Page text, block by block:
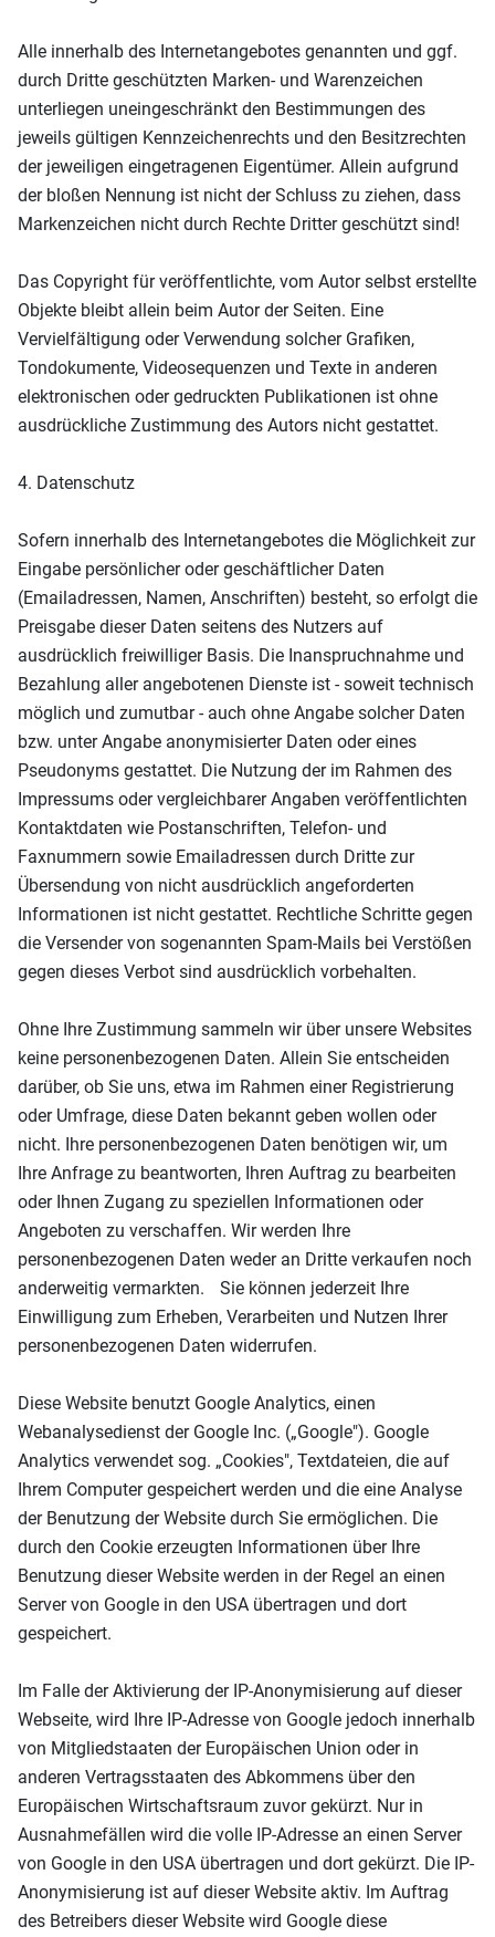
Alle innerhalb des Internetangebotes genannten und ggf.
durch Dritte geschützten Marken- und Warenzeichen
unterliegen uneingeschränkt den Bestimmungen des
jeweils gültigen Kennzeichenrechts und den Besitzrechten
der jeweiligen eingetragenen Eigentümer. Allein aufgrund
der bloßen Nennung ist nicht der Schluss zu ziehen, dass
Markenzeichen nicht durch Rechte Dritter geschützt sind!
Das Copyright für veröffentlichte, vom Autor selbst erstellte
Objekte bleibt allein beim Autor der Seiten. Eine
Vervielfältigung oder Verwendung solcher Grafiken,
Tondokumente, Videosequenzen und Texte in anderen
elektronischen oder gedruckten Publikationen ist ohne
ausdrückliche Zustimmung des Autors nicht gestattet.
4. Datenschutz
Sofern innerhalb des Internetangebotes die Möglichkeit zur
Eingabe persönlicher oder geschäftlicher Daten
(Emailadressen, Namen, Anschriften) besteht, so erfolgt die
Preisgabe dieser Daten seitens des Nutzers auf
ausdrücklich freiwilliger Basis. Die Inanspruchnahme und
Bezahlung aller angebotenen Dienste ist - soweit technisch
möglich und zumutbar - auch ohne Angabe solcher Daten
bzw. unter Angabe anonymisierter Daten oder eines
Pseudonyms gestattet. Die Nutzung der im Rahmen des
Impressums oder vergleichbarer Angaben veröffentlichten
Kontaktdaten wie Postanschriften, Telefon- und
Faxnummern sowie Emailadressen durch Dritte zur
Übersendung von nicht ausdrücklich angeforderten
Informationen ist nicht gestattet. Rechtliche Schritte gegen
die Versender von sogenannten Spam-Mails bei Verstößen
gegen dieses Verbot sind ausdrücklich vorbehalten.
Ohne Ihre Zustimmung sammeln wir über unsere Websites
keine personenbezogenen Daten. Allein Sie entscheiden
darüber, ob Sie uns, etwa im Rahmen einer Registrierung
oder Umfrage, diese Daten bekannt geben wollen oder
nicht. Ihre personenbezogenen Daten benötigen wir, um
Ihre Anfrage zu beantworten, Ihren Auftrag zu bearbeiten
oder Ihnen Zugang zu speziellen Informationen oder
Angeboten zu verschaffen. Wir werden Ihre
personenbezogenen Daten weder an Dritte verkaufen noch
anderweitig vermarkten. Sie können jederzeit Ihre
Einwilligung zum Erheben, Verarbeiten und Nutzen Ihrer
personenbezogenen Daten widerrufen.
Diese Website benutzt Google Analytics, einen
Webanalysedienst der Google Inc. („Google"). Google
Analytics verwendet sog. „Cookies", Textdateien, die auf
Ihrem Computer gespeichert werden und die eine Analyse
der Benutzung der Website durch Sie ermöglichen. Die
durch den Cookie erzeugten Informationen über Ihre
Benutzung dieser Website werden in der Regel an einen
Server von Google in den USA übertragen und dort
gespeichert.
Im Falle der Aktivierung der IP-Anonymisierung auf dieser
Webseite, wird Ihre IP-Adresse von Google jedoch innerhalb
von Mitgliedstaaten der Europäischen Union oder in
anderen Vertragsstaaten des Abkommens über den
Europäischen Wirtschaftsraum zuvor gekürzt. Nur in
Ausnahmefällen wird die volle IP-Adresse an einen Server
von Google in den USA übertragen und dort gekürzt. Die IP-
Anonymisierung ist auf dieser Website aktiv. Im Auftrag
des Betreibers dieser Website wird Google diese